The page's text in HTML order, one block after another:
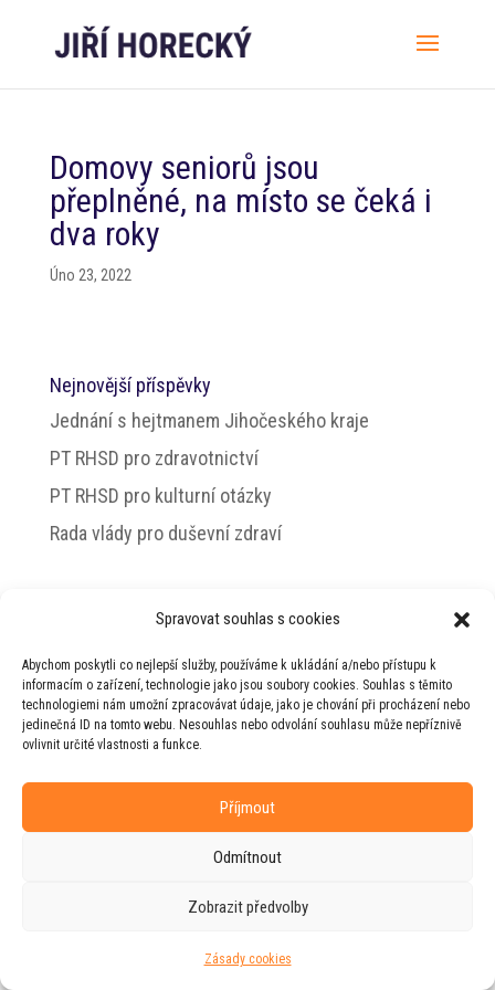
Spravovat souhlas s cookies
Abychom poskytli co nejlepší služby, používáme k ukládání a/nebo přístupu k
informacím o zařízení, technologie jako jsou soubory cookies. Souhlas s těmito
technologiemi nám umožní zpracovávat údaje, jako je chování při procházení nebo
jedinečná ID na tomto webu. Nesouhlas nebo odvolání souhlasu může nepříznivě
ovlivnit určité vlastnosti a funkce.
Příjmout
Odmítnout
Zobrazit předvolby
Zásady cookies
Domovy seniorů jsou
přeplněné, na místo se čeká i
dva roky
Úno 23, 2022
Nejnovější příspěvky
Jednání s hejtmanem Jihočeského kraje
PT RHSD pro zdravotnictví
PT RHSD pro kulturní otázky
Rada vlády pro duševní zdraví
Horeckého
Web vytvořila firmaRUDIve spolupráci s
agenturou